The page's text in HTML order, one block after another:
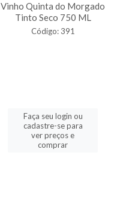
Vinho Quinta do Morgado
Tinto Seco 750 ML
Código: 391
Faça seu login ou
cadastre-se para
ver preços e
comprar